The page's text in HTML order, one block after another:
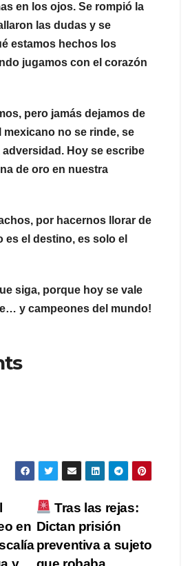
en los ojos. Se rompió la
las dudas y se
estamos hechos los
jugamos con el corazón
pero jamás dejamos de
mexicano no se rinde, se
adversidad. Hoy se escribe
de oro en nuestra
por hacernos llorar de
el destino, es solo el
siga, porque hoy se vale
y campeones del mundo!
Tras las rejas:
Dictan prisión
preventiva a sujeto
en